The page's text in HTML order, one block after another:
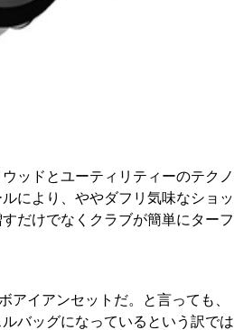
ッドとユーティリティーのテクノ
により、ややダフリ気味なショッ
だけでなくクラブが簡単にターフ
アイアンセットだ。と言っても、
バッグになっているという訳では